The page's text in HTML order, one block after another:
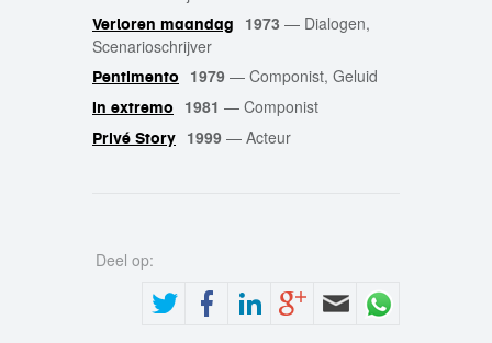
Verloren maandag 1973 — Dialogen,
Scenarioschrijver
Pentimento 1979 — Componist, Geluid
In extremo 1981 — Componist
Privé Story 1999 — Acteur
Deel op: